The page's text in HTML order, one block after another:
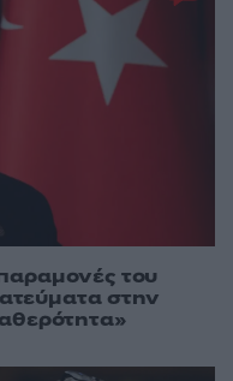
του
στην